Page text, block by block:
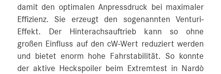
damit den optimalen Anpressdruck bei maximaler
Effizienz. Sie erzeugt den sogenannten Venturi-
Effekt. Der Hinterachsauftrieb kann so ohne
großen Einfluss auf den cW‑Wert reduziert werden
und bietet enorm hohe Fahrstabilität. So konnte
der aktive Heckspoiler beim Extremtest in Nardò